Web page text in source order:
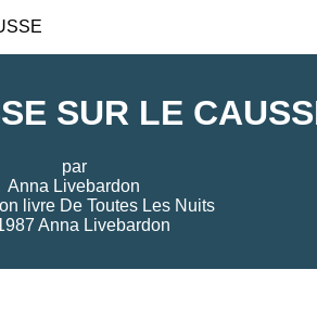
SUR LE
par
Anna Livebardon
livre De Toutes Les Nuits
Anna Livebardon